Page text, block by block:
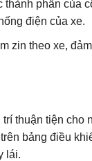
zin theo xe, đảm
bảng điều
lái.
cốp xe thủ công.